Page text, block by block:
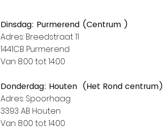
Dinsdag: Purmerend (Centrum )
Adres: Breedstraat 11
1441CB Purmerend
Van 8:00 tot 14:00
Donderdag: Houten (Het Rond centrum)
Adres: Spoorhaag
3393 AB Houten
Van 8:00 tot 14:00